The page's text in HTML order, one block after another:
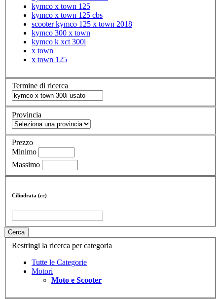
kymco x town 125
kymco x town 125 cbs
scooter kymco 125 x town 2018
kymco 300 x town
kymco k xct 300i
x town
x town 125
Termine di ricerca
Provincia
Prezzo
Minimo
Massimo
Cilindrata (cc)
Cerca
Restringi la ricerca per categoria
Tutte le Categorie
Motori
Moto e Scooter